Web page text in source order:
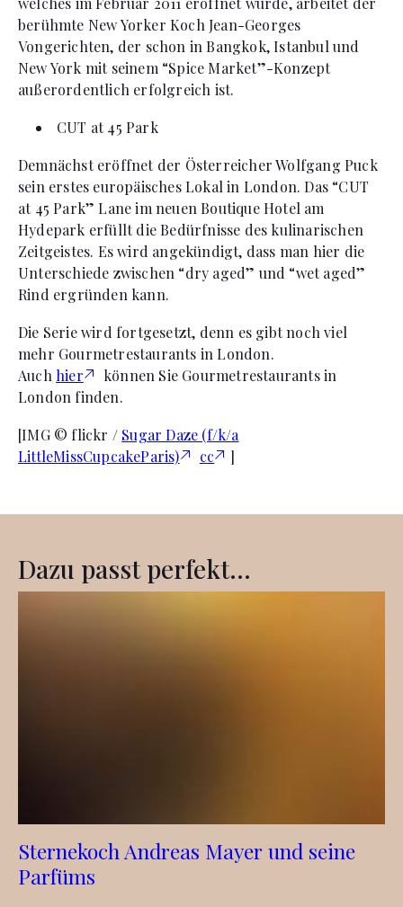
berühmte New Yorker Koch Jean-Georges
Vongerichten, der schon in Bangkok, Istanbul und
New York mit seinem “Spice Market”-Konzept
außerordentlich erfolgreich ist.
CUT at 45 Park
Demnächst eröffnet der Österreicher Wolfgang Puck
sein erstes europäisches Lokal in London. Das “CUT
at 45 Park” Lane im neuen Boutique Hotel am
Hydepark erfüllt die Bedürfnisse des kulinarischen
Zeitgeistes. Es wird angekündigt, dass man hier die
Unterschiede zwischen “dry aged” und “wet aged”
Rind ergründen kann.
Die Serie wird fortgesetzt, denn es gibt noch viel
mehr Gourmetrestaurants in London.
Auch hier
können Sie Gourmetrestaurants in
London finden.
[IMG © flickr / Sugar Daze (f/k/a
LittleMissCupcakeParis)
cc ]
Dazu passt perfekt...
Sternekoch Andreas Mayer und seine
Parfüms